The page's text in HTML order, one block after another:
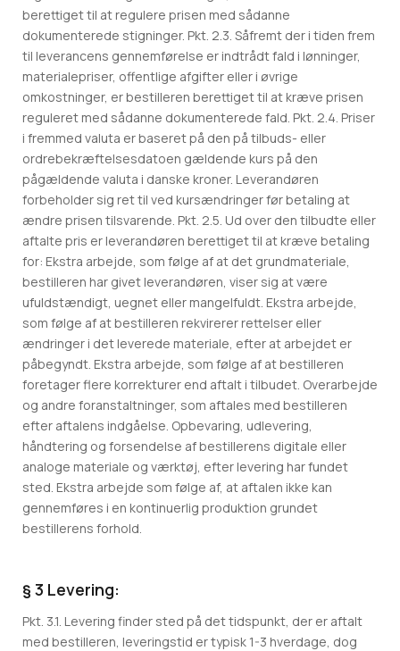
berettiget til at regulere prisen med sådanne
dokumenterede stigninger. Pkt. 2.3. Såfremt der i tiden frem
til leverancens gennemførelse er indtrådt fald i lønninger,
materialepriser, offentlige afgifter eller i øvrige
omkostninger, er bestilleren berettiget til at kræve prisen
reguleret med sådanne dokumenterede fald. Pkt. 2.4. Priser
i fremmed valuta er baseret på den på tilbuds- eller
ordrebekræftelsesdatoen gældende kurs på den
pågældende valuta i danske kroner. Leverandøren
forbeholder sig ret til ved kursændringer før betaling at
ændre prisen tilsvarende. Pkt. 2.5. Ud over den tilbudte eller
aftalte pris er leverandøren berettiget til at kræve betaling
for: Ekstra arbejde, som følge af at det grundmateriale,
bestilleren har givet leverandøren, viser sig at være
ufuldstændigt, uegnet eller mangelfuldt. Ekstra arbejde,
som følge af at bestilleren rekvirerer rettelser eller
ændringer i det leverede materiale, efter at arbejdet er
påbegyndt. Ekstra arbejde, som følge af at bestilleren
foretager flere korrekturer end aftalt i tilbudet. Overarbejde
og andre foranstaltninger, som aftales med bestilleren
efter aftalens indgåelse. Opbevaring, udlevering,
håndtering og forsendelse af bestillerens digitale eller
analoge materiale og værktøj, efter levering har fundet
sted. Ekstra arbejde som følge af, at aftalen ikke kan
gennemføres i en kontinuerlig produktion grundet
bestillerens forhold.
§ 3 Levering:
Pkt. 3.1. Levering finder sted på det tidspunkt, der er aftalt
med bestilleren, leveringstid er typisk 1-3 hverdage, dog